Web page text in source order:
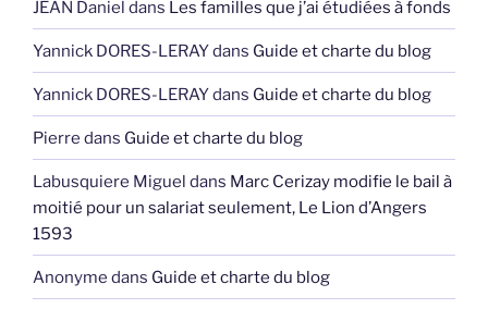
JEAN Daniel dans Les familles que j’ai étudiées à fonds
Yannick DORES-LERAYdans Guide et charte du blog
Yannick DORES-LERAYdans Guide et charte du blog
Pierre dans Guide et charte du blog
Labusquiere Miguel dans Marc Cerizay modifie le bail à
moitié pour un salariat seulement, Le Lion d’Angers
1593
Anonyme dans Guide et charte du blog